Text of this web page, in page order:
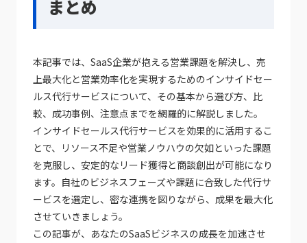
まとめ
本記事では、SaaS企業が抱える営業課題を解決し、売
上最大化と営業効率化を実現するためのインサイドセー
ルス代行サービスについて、その基本から選び方、比
較、成功事例、注意点までを網羅的に解説しました。
インサイドセールス代行サービスを効果的に活用するこ
とで、リソース不足や営業ノウハウの欠如といった課題
を克服し、安定的なリード獲得と商談創出が可能になり
ます。自社のビジネスフェーズや課題に合致した代行サ
ービスを選定し、密な連携を図りながら、成果を最大化
させていきましょう。
この記事が、あなたのSaaSビジネスの成長を加速させ